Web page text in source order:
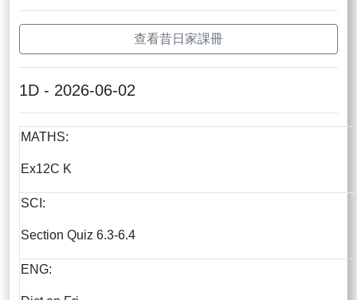
查看昔日家課冊
1D - 2026-06-02
MATHS:
Ex12C K
SCI:
Section Quiz 6.3-6.4
ENG: